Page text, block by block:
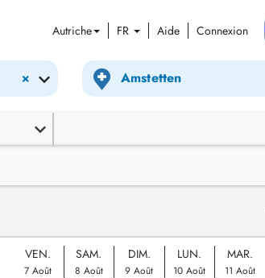
Autriche FR Aide Connexion
×
VEN.
7 Août
SAM.
8 Août
DIM.
9 Août
LUN.
10 Août
MAR.
11 Août